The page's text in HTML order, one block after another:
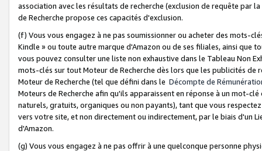
association avec les résultats de recherche (exclusion de requête
de Recherche propose ces capacités d'exclusion.
(f) Vous vous engagez à ne pas soumissionner ou acheter des mots-
Kindle » ou toute autre marque d'Amazon ou de ses filiales, ainsi que
vous pouvez consulter une liste non exhaustive dans le Tableau Non
mots-clés sur tout Moteur de Recherche dès lors que les publicités de
Moteur de Recherche (tel que défini dans le Décompte de
Moteurs de Recherche afin qu'ils apparaissent en réponse à un mot-
naturels, gratuits, organiques ou non payants), tant que vous
vers votre site, et non directement ou indirectement, par le biais d'un
d'Amazon.
(g) Vous vous engagez à ne pas offrir à une quelconque personne